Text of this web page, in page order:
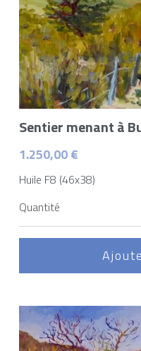
Sentier menant à
1.250,00 €
Huile F8 (46x38)
Quantité